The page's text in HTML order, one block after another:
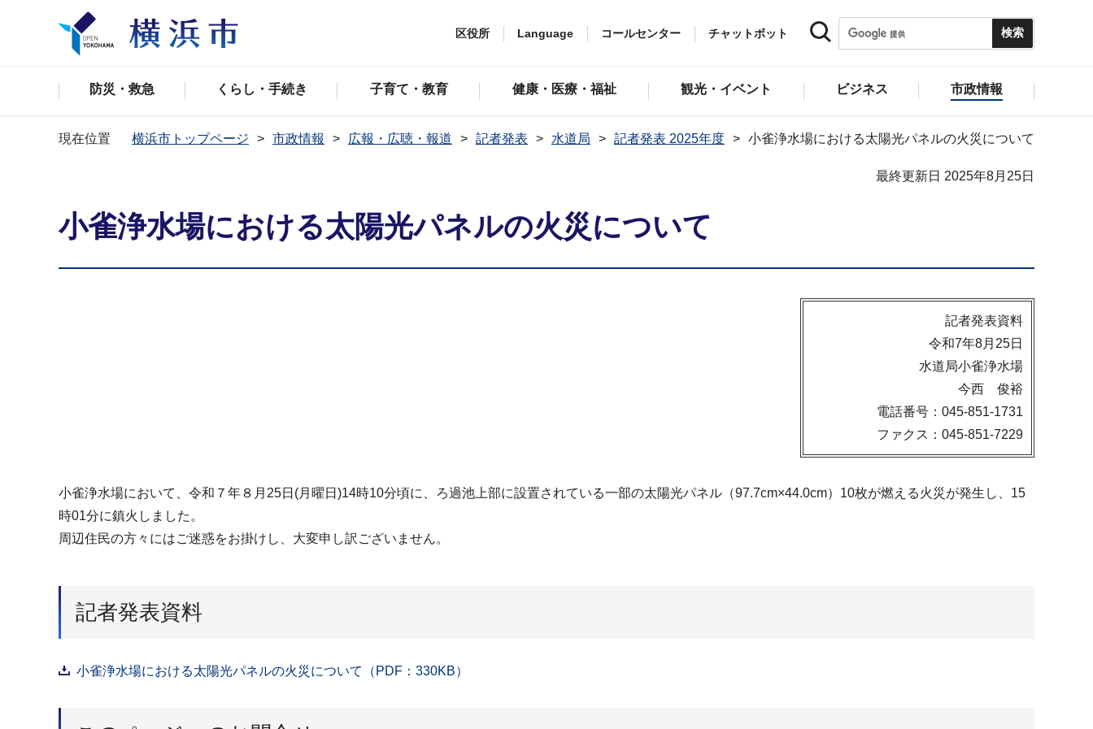
区役所 Language コールセンター チャットボット
防災・救急 くらし・手続き 子育て・教育 健康・医療・福祉 観光・イベント ビジネス 市政情報
現在位置 横浜市トップページ 市政情報 広報・広聴・報道 記者発表 水道局 記者発表 2025年度 小雀浄水場における太陽光パネルの火災について
最終更新日 2025年8月25日
小雀浄水場における太陽光パネルの火災について
記者発表資料
令和7年8月25日
水道局小雀浄水場
今西 俊裕
電話番号：045-851-1731
ファクス：045-851-7229
小雀浄水場において、令和７年８月25日(月曜日)14時10分頃に、ろ過池上部に設置されている一部の太陽光パネル（97.7cm×44.0cm）10枚が燃える火災が発生し、15
時01分に鎮火しました。
周辺住民の方々にはご迷惑をお掛けし、大変申し訳ございません。
記者発表資料
小雀浄水場における太陽光パネルの火災について（PDF：330KB）